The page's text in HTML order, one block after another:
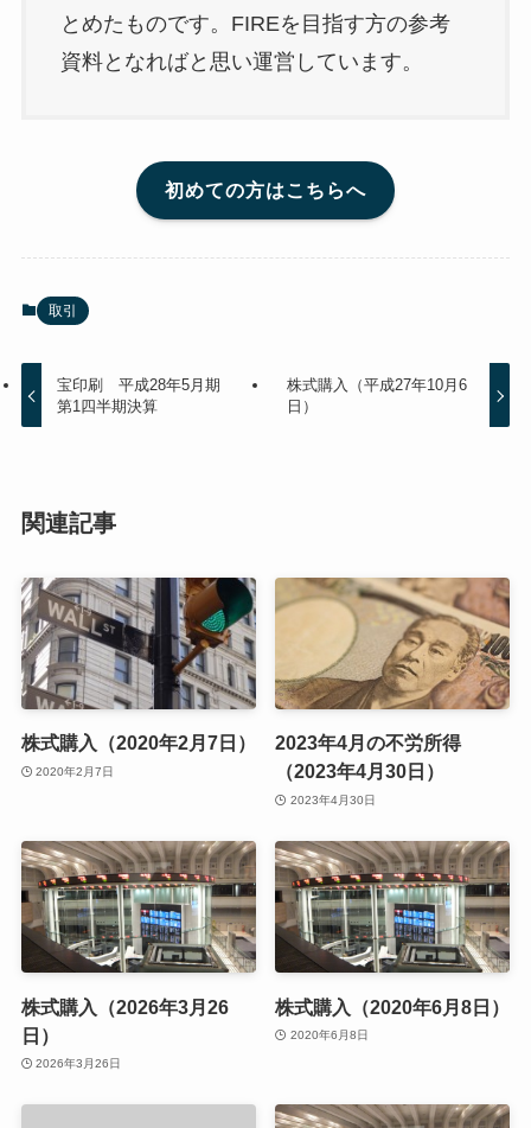
とめたものです。FIREを目指す方の参考
資料となればと思い運営しています。
初めての方はこちらへ
取引
宝印刷 平成28年5月期
第1四半期決算
株式購入（平成27年10月6
日）
関連記事
株式購入（2020年2月7日）
2020年2月7日
2023年4月の不労所得
（2023年4月30日）
2023年4月30日
株式購入（2026年3月26
日）
2026年3月26日
株式購入（2020年6月8日）
2020年6月8日